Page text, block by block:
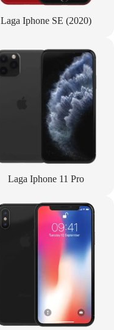
Laga Iphone SE (2020)
Laga Iphone 11 Pro